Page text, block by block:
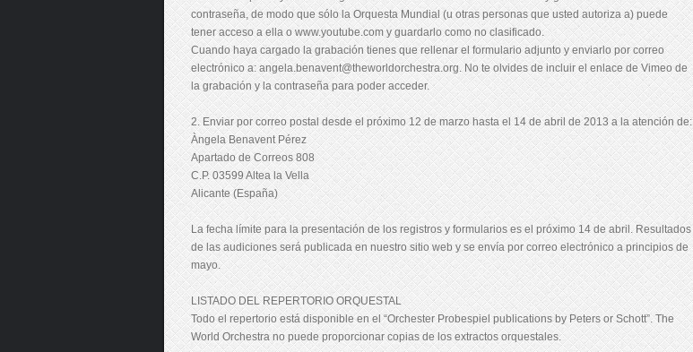
contraseña, de modo que sólo la Orquesta Mundial (u otras personas que usted autoriza a) puede
tener acceso a ella o www.youtube.com y guardarlo como no clasificado.
Cuando haya cargado la grabación tienes que rellenar el formulario adjunto y enviarlo por correo
electrónico a: angela.benavent@theworldorchestra.org. No te olvides de incluir el enlace de Vimeo de
la grabación y la contraseña para poder acceder.
2. Enviar por correo postal desde el próximo 12 de marzo hasta el 14 de abril de 2013 a la atención de:
Àngela Benavent Pérez
Apartado de Correos 808
C.P. 03599 Altea la Vella
Alicante (España)
La fecha límite para la presentación de los registros y formularios es el próximo 14 de abril. Resultados
de las audiciones será publicada en nuestro sitio web y se envía por correo electrónico a principios de
mayo.
LISTADO DEL REPERTORIO ORQUESTAL
Todo el repertorio está disponible en el “Orchester Probespiel publications by Peters or Schott”. The
World Orchestra no puede proporcionar copias de los extractos orquestales.